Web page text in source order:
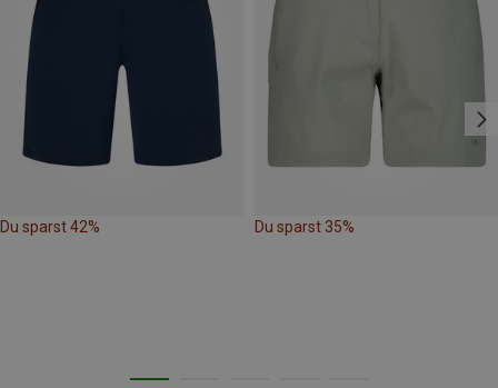
Du sparst 42% Du sparst 35%